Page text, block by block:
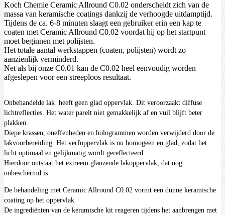
Koch Chemie Ceramic Allround C0.02 onderscheidt zich van de
massa van keramische coatings dankzij de verhoogde uitdamptijd.
Tijdens de ca. 6-8 minuten slaagt een gebruiker erin een kap te
coaten met Ceramic Allround C0.02 voordat hij op het startpunt
moet beginnen met polijsten.
Het totale aantal werkstappen (coaten, polijsten) wordt zo
aanzienlijk verminderd.
Net als bij onze C0.01 kan de C0.02 heel eenvoudig worden
afgeslepen voor een streeploos resultaat.
Onbehandelde lak heeft geen glad oppervlak. Dit veroorzaakt diffuse
lichtreflecties. Het water parelt niet gemakkelijk af en vuil blijft beter
plakken.
Diepe krassen, oneffenheden en hologrammen worden verwijderd door de
lakvoorbereiding. Het verfoppervlak is nu homogeen en glad, zodat het
licht optimaal en gelijkmatig wordt gereflecteerd.
Hierdoor ontstaat het extreem glanzende lakoppervlak, dat nog
onbeschermd is.
De behandeling met Ceramic Allround C0.02 vormt een dunne keramische
coating op het oppervlak.
De ingrediënten van de keramische kit reageren tijdens het aanbrengen met